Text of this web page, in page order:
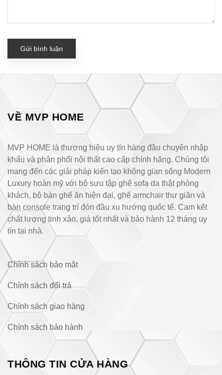
Gửi bình luận
VỀ MVP HOME
MVP HOME là thương hiệu uy tín hàng đầu chuyên nhập
khẩu và phân phối nội thất cao cấp chính hãng. Chúng tôi
mang đến các giải pháp kiến tạo không gian sống Modern
Luxury hoàn mỹ với bộ sưu tập ghế sofa da thật phòng
khách, bộ bàn ghế ăn hiện đại, ghế armchair thư giãn và
bàn console trang trí đón đầu xu hướng quốc tế. Cam kết
chất lượng tinh xảo, giá tốt nhất và bảo hành 12 tháng uy
tín tại nhà.
Chính sách bảo mật
Chính sách đổi trả
Chính sách giao hàng
Chính sách bảo hành
THÔNG TIN CỬA HÀNG